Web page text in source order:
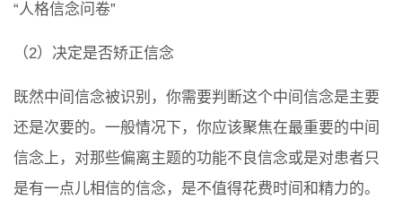
“人格信念问卷”
（2）决定是否矫正信念
既然中间信念被识别，你需要判断这个中间信念是主要
还是次要的。一般情况下，你应该聚焦在最重要的中间
信念上，对那些偏离主题的功能不良信念或是对患者只
是有一点儿相信的信念，是不值得花费时间和精力的。